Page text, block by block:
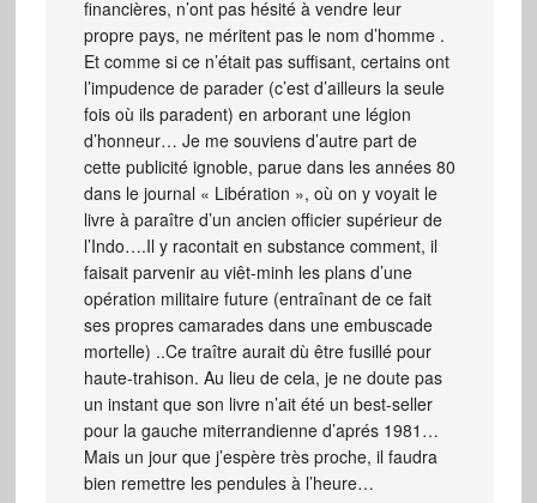
financières, n’ont pas hésité à vendre leur
propre pays, ne méritent pas le nom d’homme .
Et comme si ce n’était pas suffisant, certains ont
l’impudence de parader (c’est d’ailleurs la seule
fois où ils paradent) en arborant une légion
d’honneur… Je me souviens d’autre part de
cette publicité ignoble, parue dans les années 80
dans le journal « Libération », où on y voyait le
livre à paraître d’un ancien officier supérieur de
l’Indo….Il y racontait en substance comment, il
faisait parvenir au viêt-minh les plans d’une
opération militaire future (entraînant de ce fait
ses propres camarades dans une embuscade
mortelle) ..Ce traître aurait dù être fusillé pour
haute-trahison. Au lieu de cela, je ne doute pas
un instant que son livre n’ait été un best-seller
pour la gauche miterrandienne d’aprés 1981…
Mais un jour que j’espère très proche, il faudra
bien remettre les pendules à l’heure…